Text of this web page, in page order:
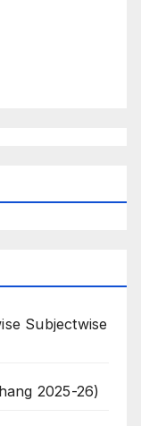
Subjectwise
2025-26)